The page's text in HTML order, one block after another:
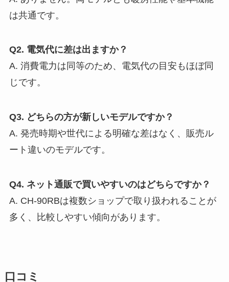
は共通です。
Q2. 電気代に差は出ますか？
A. 消費電力は同等のため、電気代の目安もほぼ同
じです。
Q3. どちらの方が新しいモデルですか？
A. 発売時期や世代による明確な差はなく、販売ル
ート違いのモデルです。
Q4. ネット通販で買いやすいのはどちらですか？
A. CH-90RBは複数ショップで取り扱われることが
多く、比較しやすい傾向があります。
口コミ